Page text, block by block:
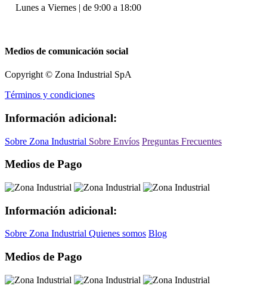
Lunes a Viernes | de 9:00 a 18:00
Medios de comunicación social
Copyright © Zona Industrial SpA
Términos y condiciones
Información adicional:
Sobre Zona Industrial Sobre Envíos Preguntas Frecuentes
Medios de Pago
Información adicional:
Sobre Zona Industrial Quienes somos Blog
Medios de Pago